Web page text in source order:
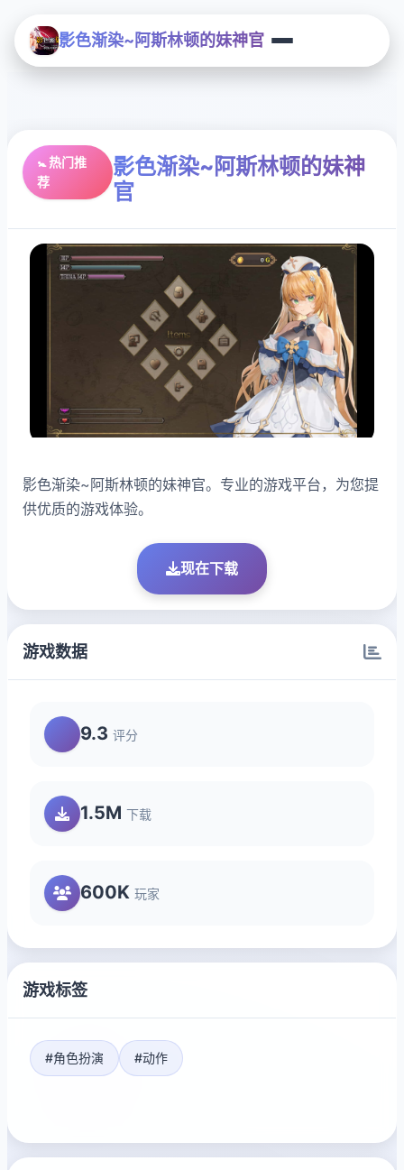
影色渐染~阿斯林顿的妹神官
🚼 热门推
荐
影色渐染~阿斯林顿的妹神
官
影色渐染~阿斯林顿的妹神官。专业的游戏平台，为您提
供优质的游戏体验。
现在下载
游戏数据
9.3 评分
1.5M 下载
600K 玩家
游戏标签
#角色扮演 #动作